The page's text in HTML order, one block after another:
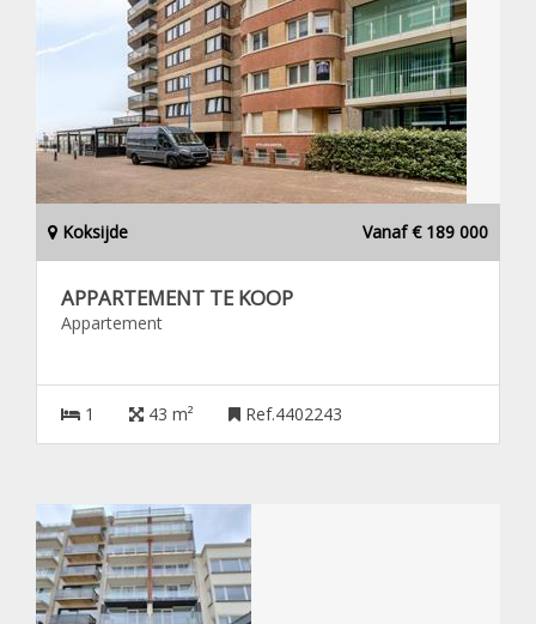
Koksijde Vanaf € 189 000
APPARTEMENT TE KOOP
Appartement
1 43 m² Ref.4402243